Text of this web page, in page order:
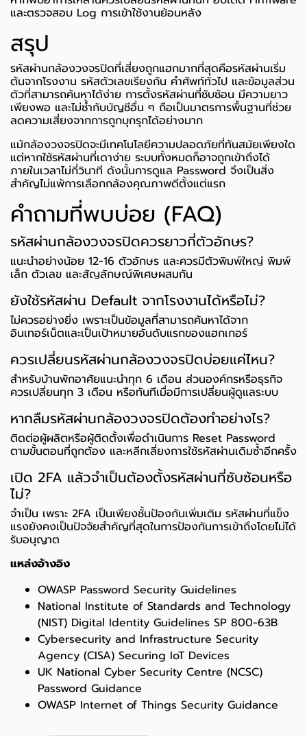
และตรวจสอบ Log การเข้าใช้งานย้อนหลัง
สรุป
รหัสผ่านกล้องวงจรปิดที่เสี่ยงถูกแฮกมากที่สุดคือรหัสผ่านเริ่ม
ต้นจากโรงงาน รหัสตัวเลขเรียงกัน คำศัพท์ทั่วไป และข้อมูลส่วน
ตัวที่สามารถค้นหาได้ง่าย การตั้งรหัสผ่านที่ซับซ้อน มีความยาว
เพียงพอ และไม่ซ้ำกับบัญชีอื่น ๆ ถือเป็นมาตรการพื้นฐานที่ช่วย
ลดความเสี่ยงจากการถูกบุกรุกได้อย่างมาก
แม้กล้องวงจรปิดจะมีเทคโนโลยีความปลอดภัยที่ทันสมัยเพียงใด
แต่หากใช้รหัสผ่านที่เดาง่าย ระบบทั้งหมดก็อาจถูกเข้าถึงได้
ภายในเวลาไม่กี่วินาที ดังนั้นการดูแล Password จึงเป็นสิ่ง
สำคัญไม่แพ้การเลือกกล้องคุณภาพดีตั้งแต่แรก
คำถามที่พบบ่อย (FAQ)
รหัสผ่านกล้องวงจรปิดควรยาวกี่ตัวอักษร?
แนะนำอย่างน้อย 12-16 ตัวอักษร และควรมีตัวพิมพ์ใหญ่ พิมพ์
เล็ก ตัวเลข และสัญลักษณ์พิเศษผสมกัน
ยังใช้รหัสผ่าน Default จากโรงงานได้หรือไม่?
ไม่ควรอย่างยิ่ง เพราะเป็นข้อมูลที่สามารถค้นหาได้จาก
อินเทอร์เน็ตและเป็นเป้าหมายอันดับแรกของแฮกเกอร์
ควรเปลี่ยนรหัสผ่านกล้องวงจรปิดบ่อยแค่ไหน?
สำหรับบ้านพักอาศัยแนะนำทุก 6 เดือน ส่วนองค์กรหรือธุรกิจ
ควรเปลี่ยนทุก 3 เดือน หรือทันทีเมื่อมีการเปลี่ยนผู้ดูแลระบบ
หากลืมรหัสผ่านกล้องวงจรปิดต้องทำอย่างไร?
ติดต่อผู้ผลิตหรือผู้ติดตั้งเพื่อดำเนินการ Reset Password
ตามขั้นตอนที่ถูกต้อง และหลีกเลี่ยงการใช้รหัสผ่านเดิมซ้ำอีกครั้ง
เปิด 2FA แล้วจำเป็นต้องตั้งรหัสผ่านที่ซับซ้อนหรือ
ไม่?
จำเป็น เพราะ 2FA เป็นเพียงชั้นป้องกันเพิ่มเติม รหัสผ่านที่แข็ง
แรงยังคงเป็นปัจจัยสำคัญที่สุดในการป้องกันการเข้าถึงโดยไม่ได้
รับอนุญาต
แหล่งอ้างอิง
OWASP Password Security Guidelines
National Institute of Standards and Technology
(NIST) Digital Identity Guidelines SP 800-63B
Cybersecurity and Infrastructure Security
Agency (CISA) Securing IoT Devices
UK National Cyber Security Centre (NCSC)
Password Guidance
OWASP Internet of Things Security Guidance